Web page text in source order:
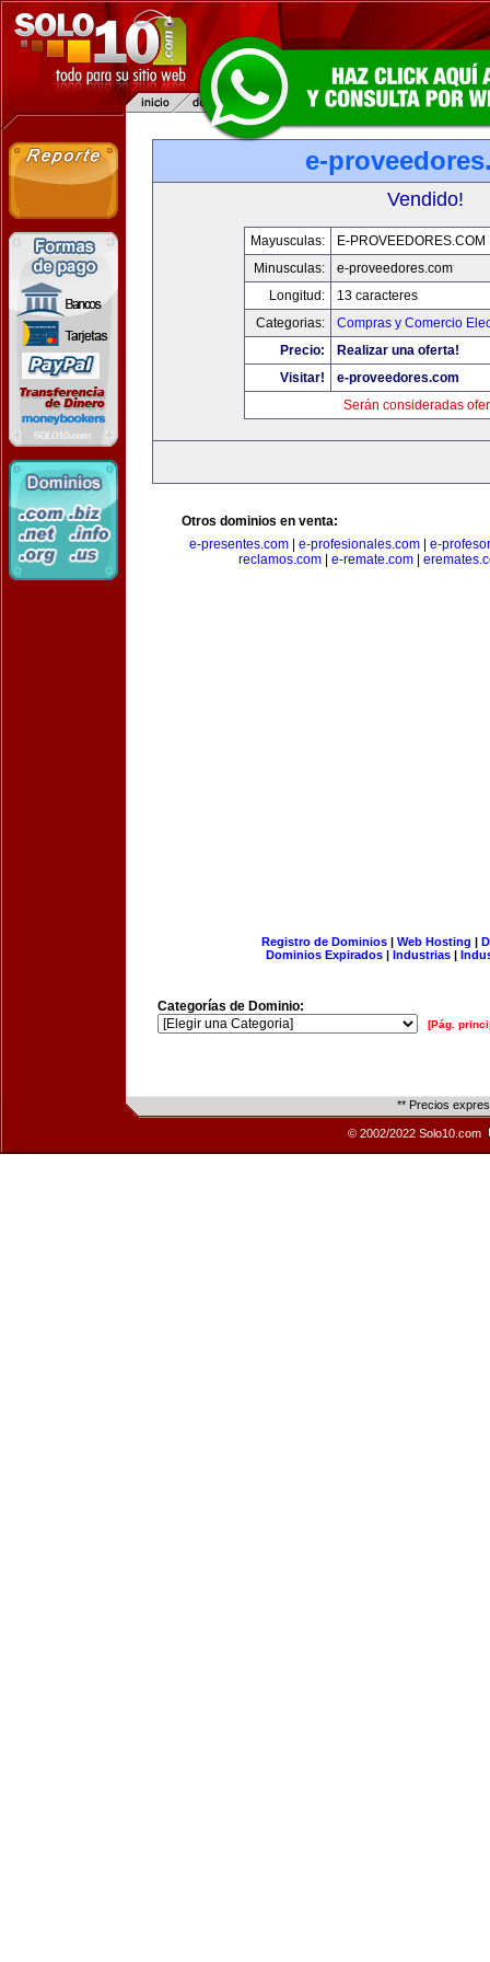
e-
Vendido!
Mayusculas:
E-PROVEEDORES.COM
Minusculas:
e-proveedores.com
Longitud:
13 caracteres
Categorias:
Compras y Comercio
Precio:
Realizar una oferta!
Visitar!
e-proveedores.com
Serán consideradas
Otros dominios en venta:
e-presentes.com
e-profesionales.com
e-
reclamos.com
e-remate.com
Registro de Dominios| Web Hosting |
Dominios Expirados | Industrias |
Categorías de Dominio:
[Pág.
** Precios
© 2002/2022 Solo10.com